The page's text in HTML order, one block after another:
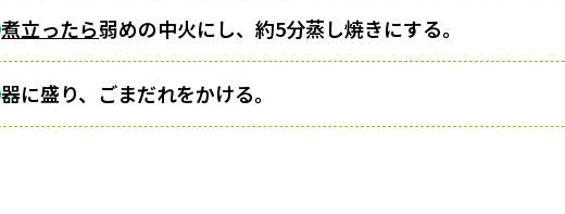
煮立ったら弱めの中火にし、約5分蒸し焼きにする。
器に盛り、ごまだれをかける。